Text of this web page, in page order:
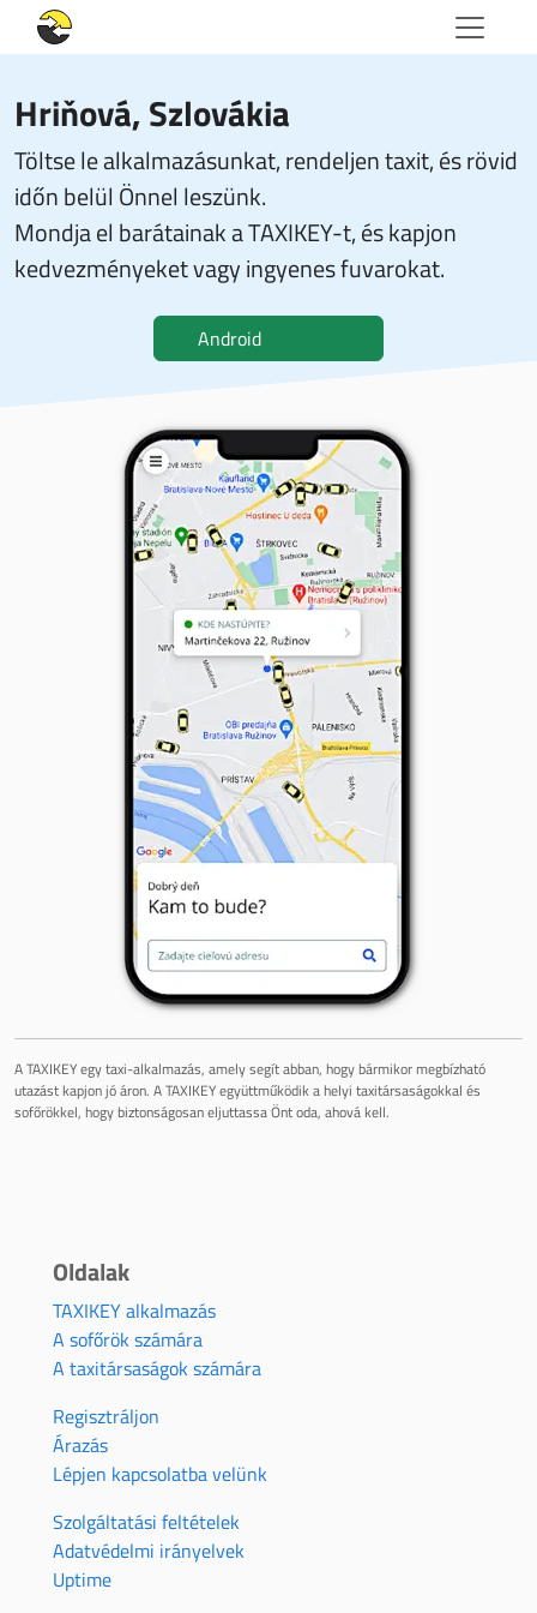
Hriňová, Szlovákia
Töltse le alkalmazásunkat, rendeljen taxit, és rövid
időn belül Önnel leszünk.
Mondja el barátainak a TAXIKEY-t, és kapjon
kedvezményeket vagy ingyenes fuvarokat.
Android
A TAXIKEY egy taxi-alkalmazás, amely segít abban, hogy bármikor megbízható
utazást kapjon jó áron. A TAXIKEY együttműködik a helyi taxitársaságokkal és
sofőrökkel, hogy biztonságosan eljuttassa Önt oda, ahová kell.
Oldalak
TAXIKEY alkalmazás
A sofőrök számára
A taxitársaságok számára
Regisztráljon
Árazás
Lépjen kapcsolatba velünk
Szolgáltatási feltételek
Adatvédelmi irányelvek
Uptime